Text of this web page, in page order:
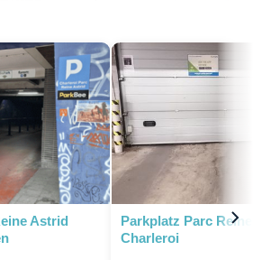
Astrid
Parkplatz Parc
Charleroi